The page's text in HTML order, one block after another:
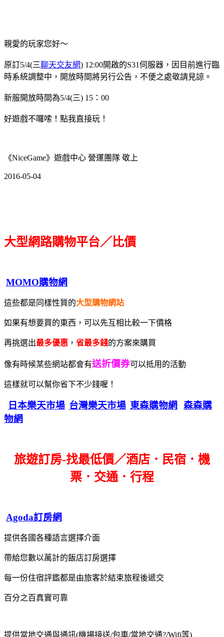
親愛的玩家您好～
原訂5/4(三聊天交友網) 12:00開啟的S31伺服器，因目前進行臨
時系統調整中，開放時間將另行公告，不便之處敬請見諒。
新服開放時間為5/4(三) 15：00
好遊戲不囉嗦！點我直接玩！
《NiceGame》遊戲中心 營運團隊 敬上
2016-05-04
大型網路購物平台／比價
MOMO購物網
這些都是同樣性質的大型購物網站
如果有想要買的東西，可以先互相比較一下價格
再挑選出最多優惠 ， 省最多錢的方案來購買
像有時候某些網站都會有送折價券可以抵用的活動
這樣就可以幫你省下不少錢喔！
日本樂天市場 台灣樂天市場 東森購物網
森森購
物網
旅遊訂房-找最低價／酒店．民宿．機
票．交通．行程
Agoda訂房網
提供各國各種語言選擇介面
帶給您數以萬計的飯店訂房選擇
每一份住宿評鑑都是由旅客於結束旅程後遞交
百分之百真實可靠
提供當地交通與通訊(機場接送/包車/當地交通?/Wifi等)